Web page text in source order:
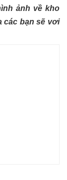
ảnh về kho
các bạn sẽ vơi